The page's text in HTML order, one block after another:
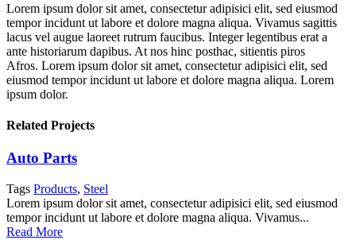
Lorem ipsum dolor sit amet, consectetur adipisici elit, sed eiusmod
tempor incidunt ut labore et dolore magna aliqua. Vivamus sagittis
lacus vel augue laoreet rutrum faucibus. Integer legentibus erat a
ante historiarum dapibus. At nos hinc posthac, sitientis piros
Afros. Lorem ipsum dolor sit amet, consectetur adipisici elit, sed
eiusmod tempor incidunt ut labore et dolore magna aliqua. Lorem
ipsum dolor.
Related Projects
Auto Parts
Tags Products, Steel
Lorem ipsum dolor sit amet, consectetur adipisici elit, sed eiusmod
tempor incidunt ut labore et dolore magna aliqua. Vivamus...
Read More